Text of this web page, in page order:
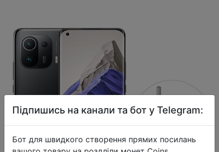
Підпишись на канали та бот у Telegram:
Бот для швидкого створення прямих посилань